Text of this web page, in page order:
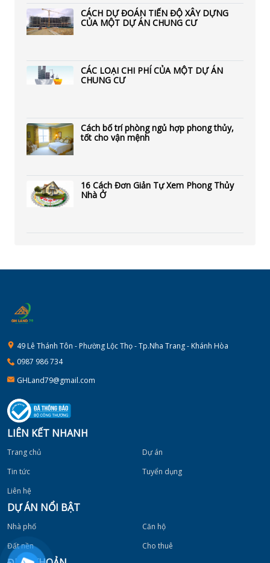
CÁCH DỰ ĐOÁN TIẾN ĐỘ XÂY DỰNG
CỦA MỘT DỰ ÁN CHUNG CƯ
CÁC LOẠI CHI PHÍ CỦA MỘT DỰ ÁN
CHUNG CƯ
Cách bố trí phòng ngủ hợp phong thủy,
tốt cho vận mệnh
16 Cách Đơn Giản Tự Xem Phong Thủy
Nhà Ở
49 Lê Thánh Tôn - Phường Lộc Thọ - Tp.Nha Trang - Khánh Hòa
0987 986 734
GHLand79@gmail.com
LIÊN KẾT NHANH
Trang chủ
Dự án
Tin tức
Tuyển dụng
Liên hệ
DỰ ÁN NỔI BẬT
Nhà phố
Căn hộ
Đất nền
Cho thuê